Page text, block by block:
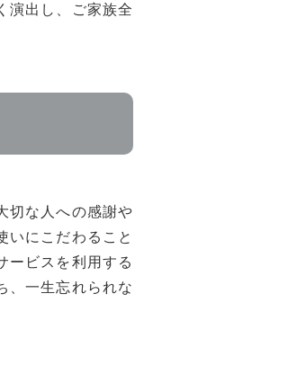
演出し、ご家族全
切な人への感謝や
いにこだわること
ービスを利用する
、一生忘れられな